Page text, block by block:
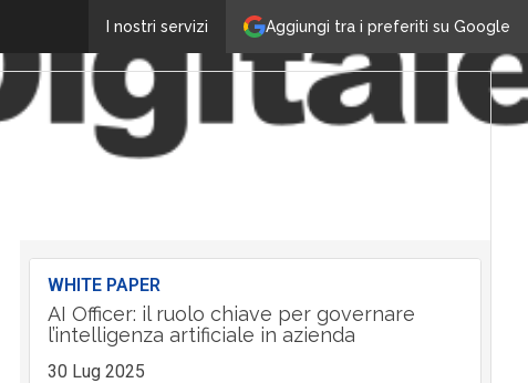
Aggiungi tra i preferiti su Google
I nostri servizi
WHITE PAPER
AI Officer: il ruolo chiave per governare
l’intelligenza artificiale in azienda
30 Lug 2025